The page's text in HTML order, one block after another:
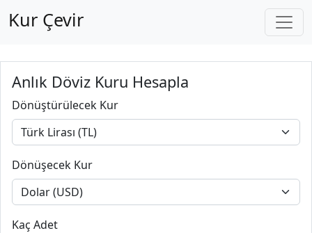
Kur Çevir
Anlık Döviz Kuru Hesapla
Dönüştürülecek Kur
Dönüşecek Kur
Kaç Adet